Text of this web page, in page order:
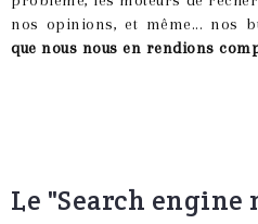
nos opinions, et même... nos
que nous nous en rendions
Le "Search